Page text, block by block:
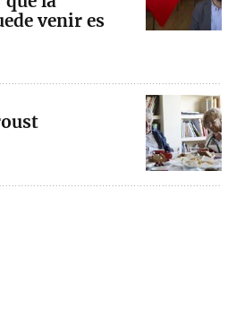
venir es